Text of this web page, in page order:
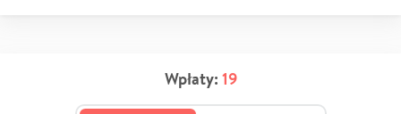
Wpłaty: 19